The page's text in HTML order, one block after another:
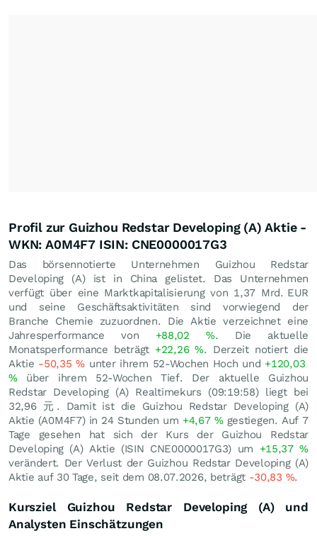
Profil zur Guizhou Redstar Developing (A) Aktie -
WKN: A0M4F7 ISIN: CNE0000017G3
Das börsennotierte Unternehmen Guizhou Redstar
Developing (A) ist in China gelistet. Das Unternehmen
verfügt über eine Marktkapitalisierung von 1,37 Mrd. EUR
und seine Geschäftsaktivitäten sind vorwiegend der
Branche Chemie zuzuordnen. Die Aktie verzeichnet eine
Jahresperformance von +88,02%. Die aktuelle
Monatsperformance beträgt +22,26%. Derzeit notiert die
Aktie -50,35% unter ihrem 52-Wochen Hoch und +120,03
%über ihrem 52-Wochen Tief. Der aktuelle Guizhou
Redstar Developing (A) Realtimekurs (09:19:58) liegt bei
32,96 元 . Damit ist die Guizhou Redstar Developing (A)
Aktie (A0M4F7) in 24 Stunden um +4,67 %gestiegen. Auf 7
Tage gesehen hat sich der Kurs der Guizhou Redstar
Developing (A) Aktie (ISIN CNE0000017G3) um +15,37%
verändert. Der Verlust der Guizhou Redstar Developing (A)
Aktie auf 30 Tage, seit dem 08.07.2026, beträgt -30,83 %.
Kursziel Guizhou Redstar Developing (A) und
Analysten Einschätzungen